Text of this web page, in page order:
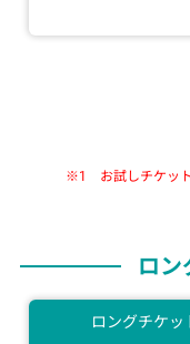
※1 お試しチケット
ロン
ロングチケッ